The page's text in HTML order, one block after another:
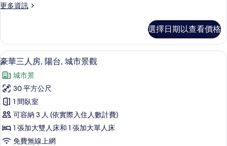
市
觀
的
所
有
相
片
更多資訊
更
雙
人
房,
市
景
觀
的
詳
情
選擇日期以查看價格
顯
示
豪
華
三
人
房,
豪華三人房, 陽台, 城市景觀 | 高級寢
7
豪華三人房, 陽台, 城市景觀
城市景
30 平方公尺
1 間臥室
可容納 3 人 (依實際入住人數計費)
1 張加大雙人床和 1 張加大單人床
免費無線上網